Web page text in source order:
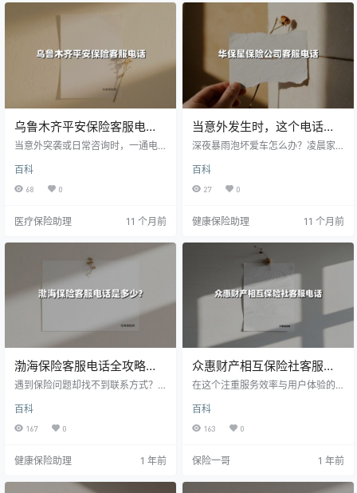
有隐藏版「维权直通车」和线上服
理，读完本文即可实现"3分钟精准
触达目标服务"。
乌鲁木齐平安保险客服电话
全攻略：守护您的一站式保
当意外突袭或日常咨询时，一通电
新疆地区超400万客户的共同选
择，中国平安为乌鲁木齐市民搭建
了覆盖全险种、7*24小时响应的服
在乌市的专属客服通道、服务网点
百科
68 0
医疗保险助理 11 个月前
当意外发生时，这个电话号
码能让你安心睡觉——深度
深夜暴雨泡坏爱车怎么办？凌晨家
道，在绝大多数保险公司还在用AI接
电话的今天，华保星早已实现「真
人客服+AI秘书」的无缝协作——这
更是连接46种紧急救援服务的数字
百科
27 0
健康保险助理 11 个月前
渤海保险客服电话全攻略：
快速咨询、报案、投保的权
遇到保险问题却找不到联系方式？
的官方客服热线、车险专项电话及
反欺诈举报渠道。涵盖最新电话信
险需求，避免无效等待。
百科
167 0
健康保险助理 1 年前
众惠财产相互保险社客服电
话：您的全方位保障管家
在这个注重服务效率与用户体验的
客户服务作为核心发展策略。无论
您需要投保咨询、理赔协助还是投
台，都能以专业响应速度为您提供
百科
163 0
保险一哥 1 年前